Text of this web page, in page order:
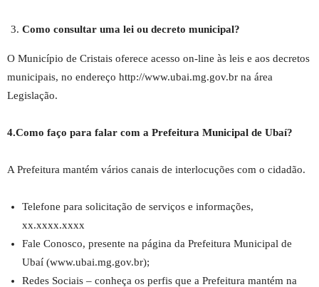
Como consultar uma lei ou decreto municipal?
O Município de Cristais oferece acesso on-line às leis e aos decretos
municipais, no endereço http://www.ubai.mg.gov.br na área
Legislação.
4.Como faço para falar com a Prefeitura Municipal de Ubaí?
A Prefeitura mantém vários canais de interlocuções com o cidadão.
Telefone para solicitação de serviços e informações,
xx.xxxx.xxxx
Fale Conosco, presente na página da Prefeitura Municipal de
Ubaí (www.ubai.mg.gov.br);
Redes Sociais – conheça os perfis que a Prefeitura mantém na